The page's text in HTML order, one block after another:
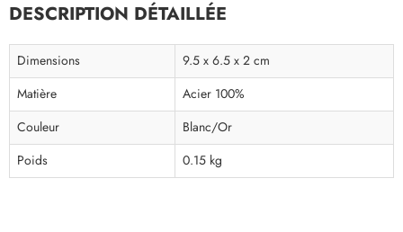
DESCRIPTION DÉTAILLÉE
Dimensions
9.5 x 6.5 x 2 cm
Matière
Acier 100%
Couleur
Blanc/Or
Poids
0.15 kg